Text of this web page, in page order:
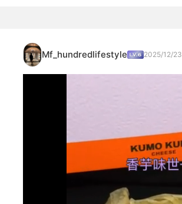
Mf_hundredlifestyle 2025/12/23